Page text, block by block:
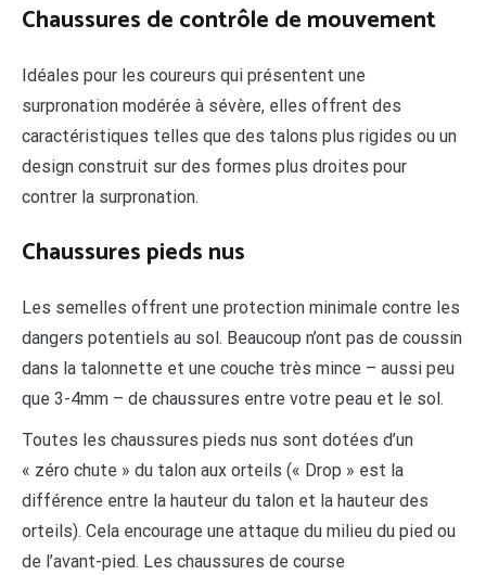
Chaussures de contrôle de mouvement
Idéales pour les coureurs qui présentent une
surpronation modérée à sévère, elles offrent des
caractéristiques telles que des talons plus rigides ou un
design construit sur des formes plus droites pour
contrer la surpronation.
Chaussures pieds nus
Les semelles offrent une protection minimale contre les
dangers potentiels au sol. Beaucoup n’ont pas de coussin
dans la talonnette et une couche très mince – aussi peu
que 3-4mm – de chaussures entre votre peau et le sol.
Toutes les chaussures pieds nus sont dotées d’un
« zéro chute » du talon aux orteils (« Drop » est la
différence entre la hauteur du talon et la hauteur des
orteils). Cela encourage une attaque du milieu du pied ou
de l’avant-pied. Les chaussures de course